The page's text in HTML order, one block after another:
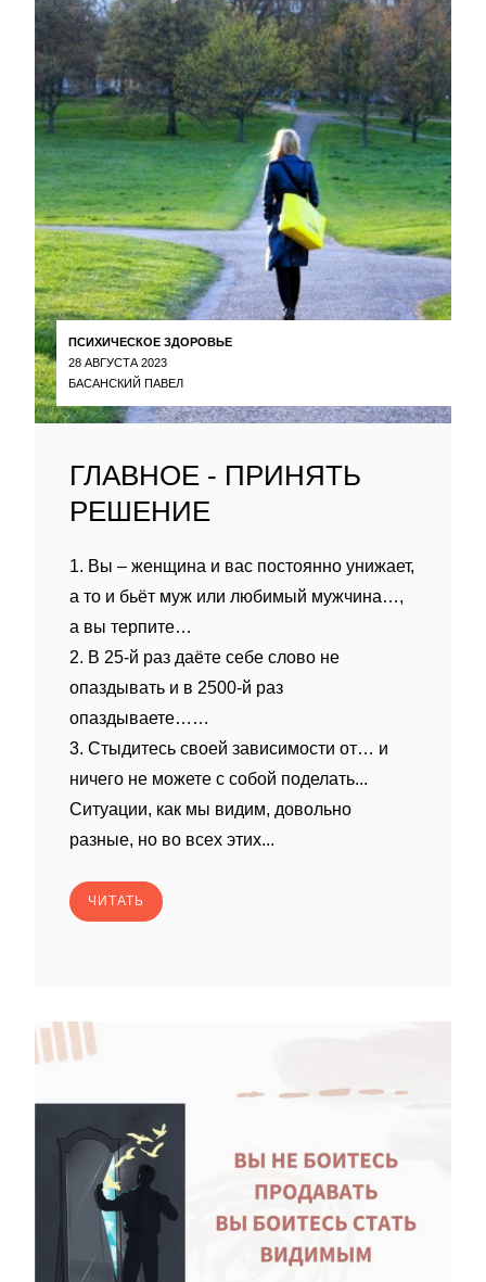
ПСИХИЧЕСКОЕ ЗДОРОВЬЕ
28 АВГУСТА 2023
БАСАНСКИЙ ПАВЕЛ
ГЛАВНОЕ - ПРИНЯТЬ
РЕШЕНИЕ
1. Вы – женщина и вас постоянно унижает,
а то и бьёт муж или любимый мужчина…,
а вы терпите…
2. В 25-й раз даёте себе слово не
опаздывать и в 2500-й раз
опаздываете……
3. Стыдитесь своей зависимости от… и
ничего не можете с собой поделать...
Ситуации, как мы видим, довольно
разные, но во всех этих...
ЧИТАТЬ